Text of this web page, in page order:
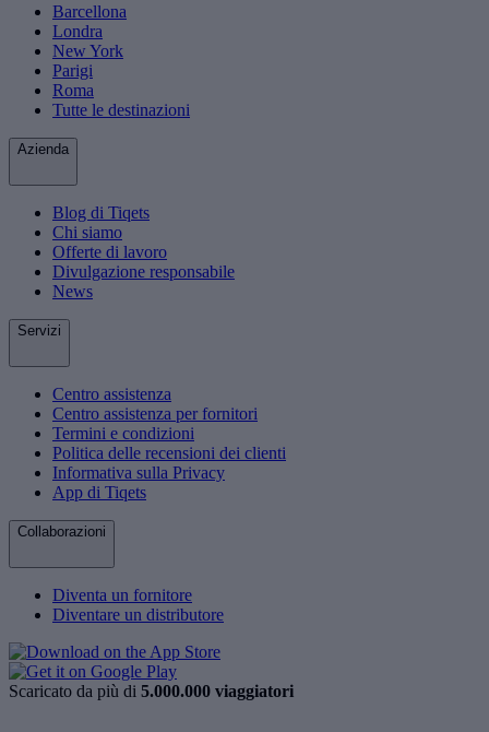
Barcellona
Londra
New York
Parigi
Roma
Tutte le destinazioni
Azienda
Blog di Tiqets
Chi siamo
Offerte di lavoro
Divulgazione responsabile
News
Servizi
Centro assistenza
Centro assistenza per fornitori
Termini e condizioni
Politica delle recensioni dei clienti
Informativa sulla Privacy
App di Tiqets
Collaborazioni
Diventa un fornitore
Diventare un distributore
Scaricato da più di 5.000.000 viaggiatori